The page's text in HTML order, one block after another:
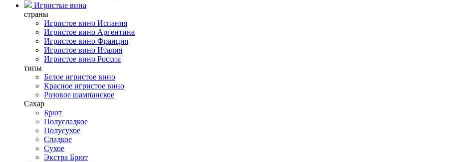
Игристые вина
страны
Игристое вино Испания
Игристое вино Аргентина
Игристое вино Франция
Игристое вино Италия
Игристое вино Россия
типы
Белое игристое вино
Красное игристое вино
Розовое шампанское
Сахар
Брют
Полусладкое
Полусухое
Сладкое
Сухое
Экстра Брют